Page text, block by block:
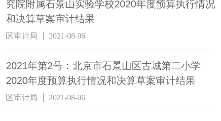
究院附属石景山实验学校2020年度预算执行情况
和决算草案审计结果
区审计局 2021-08-06
2021年第2号：北京市石景山区古城第二小学
2020年度预算执行情况和决算草案审计结果
区审计局 2021-08-06